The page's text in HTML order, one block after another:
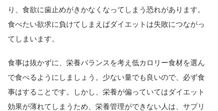
り、食欲に歯止めがきかなくなってしまう恐れがあります。
食べたい欲求に負けてしまえばダイエットは失敗につながっ
てしまいます。
食事は抜かずに、栄養バランスを考え低カロリー食材を選ん
で食べるようにしましょう。少ない量でも良いので、必ず食
事はすることです。しかし、栄養が偏っていてはダイエット
効果が薄れてしまうため、栄養管理ができない人は、サプリ